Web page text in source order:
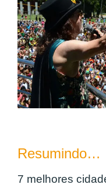
Resumindo…
7 melhores